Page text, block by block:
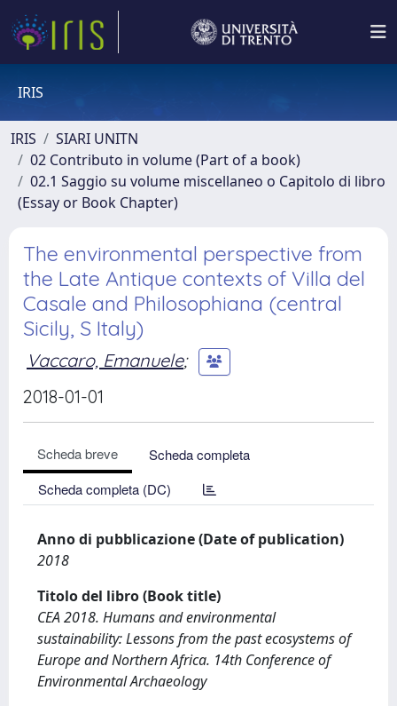
IRIS
IRIS
SIARI UNITN
02 Contributo in volume (Part of a book)
02.1 Saggio su volume miscellaneo o Capitolo di libro
(Essay or Book Chapter)
The environmental perspective from
the Late Antique contexts of Villa del
Casale and Philosophiana (central
Sicily, S Italy)
Vaccaro, Emanuele;
2018-01-01
Scheda breve
Scheda completa
Scheda completa (DC)
Anno di pubblicazione (Date of publication)
2018
Titolo del libro (Book title)
CEA 2018. Humans and environmental
sustainability: Lessons from the past ecosystems of
Europe and Northern Africa. 14th Conference of
Environmental Archaeology